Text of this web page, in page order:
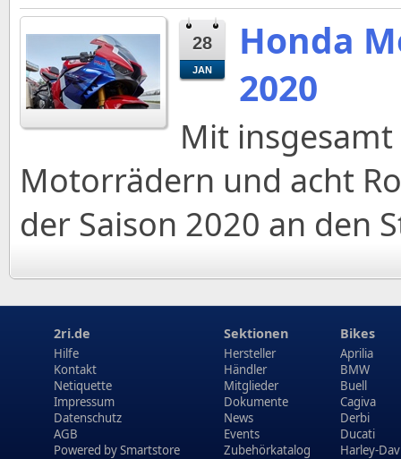
28
JAN
Honda
2020
Mit
Motorrädern und acht
der Saison 2020 an den
2ri.de
Hilfe
Kontakt
Netiquette
Impressum
Datenschutz
AGB
Powered bySmartstore
Sektionen
Hersteller
Händler
Mitglieder
Dokumente
News
Events
Zubehörkatalog
Bikes
Aprilia
BMW
Buell
Cagiva
Derbi
Ducati
Harley-